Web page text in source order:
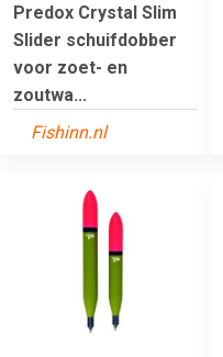
Predox Crystal Slim
Slider schuifdobber
voor zoet- en
zoutwa...
Fishinn.nl